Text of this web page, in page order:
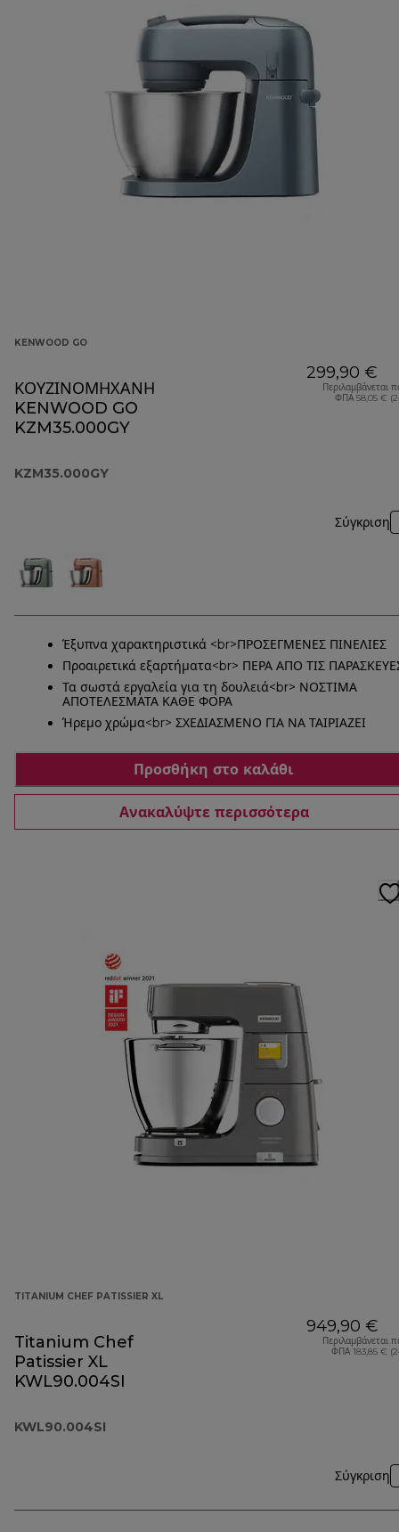
KENWOOD GO
ΚΟΥΖΙΝΟΜΗΧΑΝΗ
KENWOOD GO
KZM35.000GY
KZM35.000GY
299,90 €
Περιλαμβάνεται
ΦΠΑ 58,05 €
Σύγκριση
Έξυπνα χαρακτηριστικά <br>ΠΡΟΣΕΓΜΕΝΕΣ ΠΙΝΕΛΙΕΣ
Προαιρετικά εξαρτήματα<br> ΠΕΡΑ ΑΠΟ ΤΙΣ
Τα σωστά εργαλεία για τη δουλειά<br> ΝΟΣΤΙΜΑ
ΑΠΟΤΕΛΕΣΜΑΤΑ ΚΑΘΕ ΦΟΡΑ
Ήρεμο χρώμα<br> ΣΧΕΔΙΑΣΜΕΝΟ ΓΙΑ ΝΑ ΤΑΙΡΙΑΖΕΙ
Προσθήκη στο καλάθι
Ανακαλύψτε περισσότερα
TITANIUM CHEF PATISSIER XL
Titanium Chef
Patissier XL
KWL90.004SI
KWL90.004SI
949,90 €
Περιλαμβάνεται
ΦΠΑ 183,85 €
Σύγκριση